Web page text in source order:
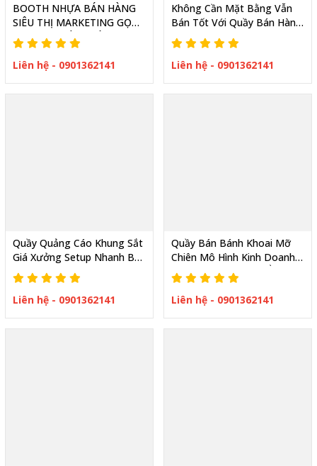
BOOTH NHỰA BÁN HÀNG
SIÊU THỊ MARKETING GỌN
NHẸ THU HÚT KHÁCH
HÀNG
Liên hệ - 0901362141
Không Cần Mặt Bằng Vẫn
Bán Tốt Với Quầy Bán Hàng
Giá Rẻ Lưu Động
Liên hệ - 0901362141
Quầy Quảng Cáo Khung Sắt
Giá Xưởng Setup Nhanh Bán
Là Có Khách
Liên hệ - 0901362141
Quầy Bán Bánh Khoai Mỡ
Chiên Mô Hình Kinh Doanh
Nhỏ Gọn Lợi Nhuận Ổn Định
Liên hệ - 0901362141